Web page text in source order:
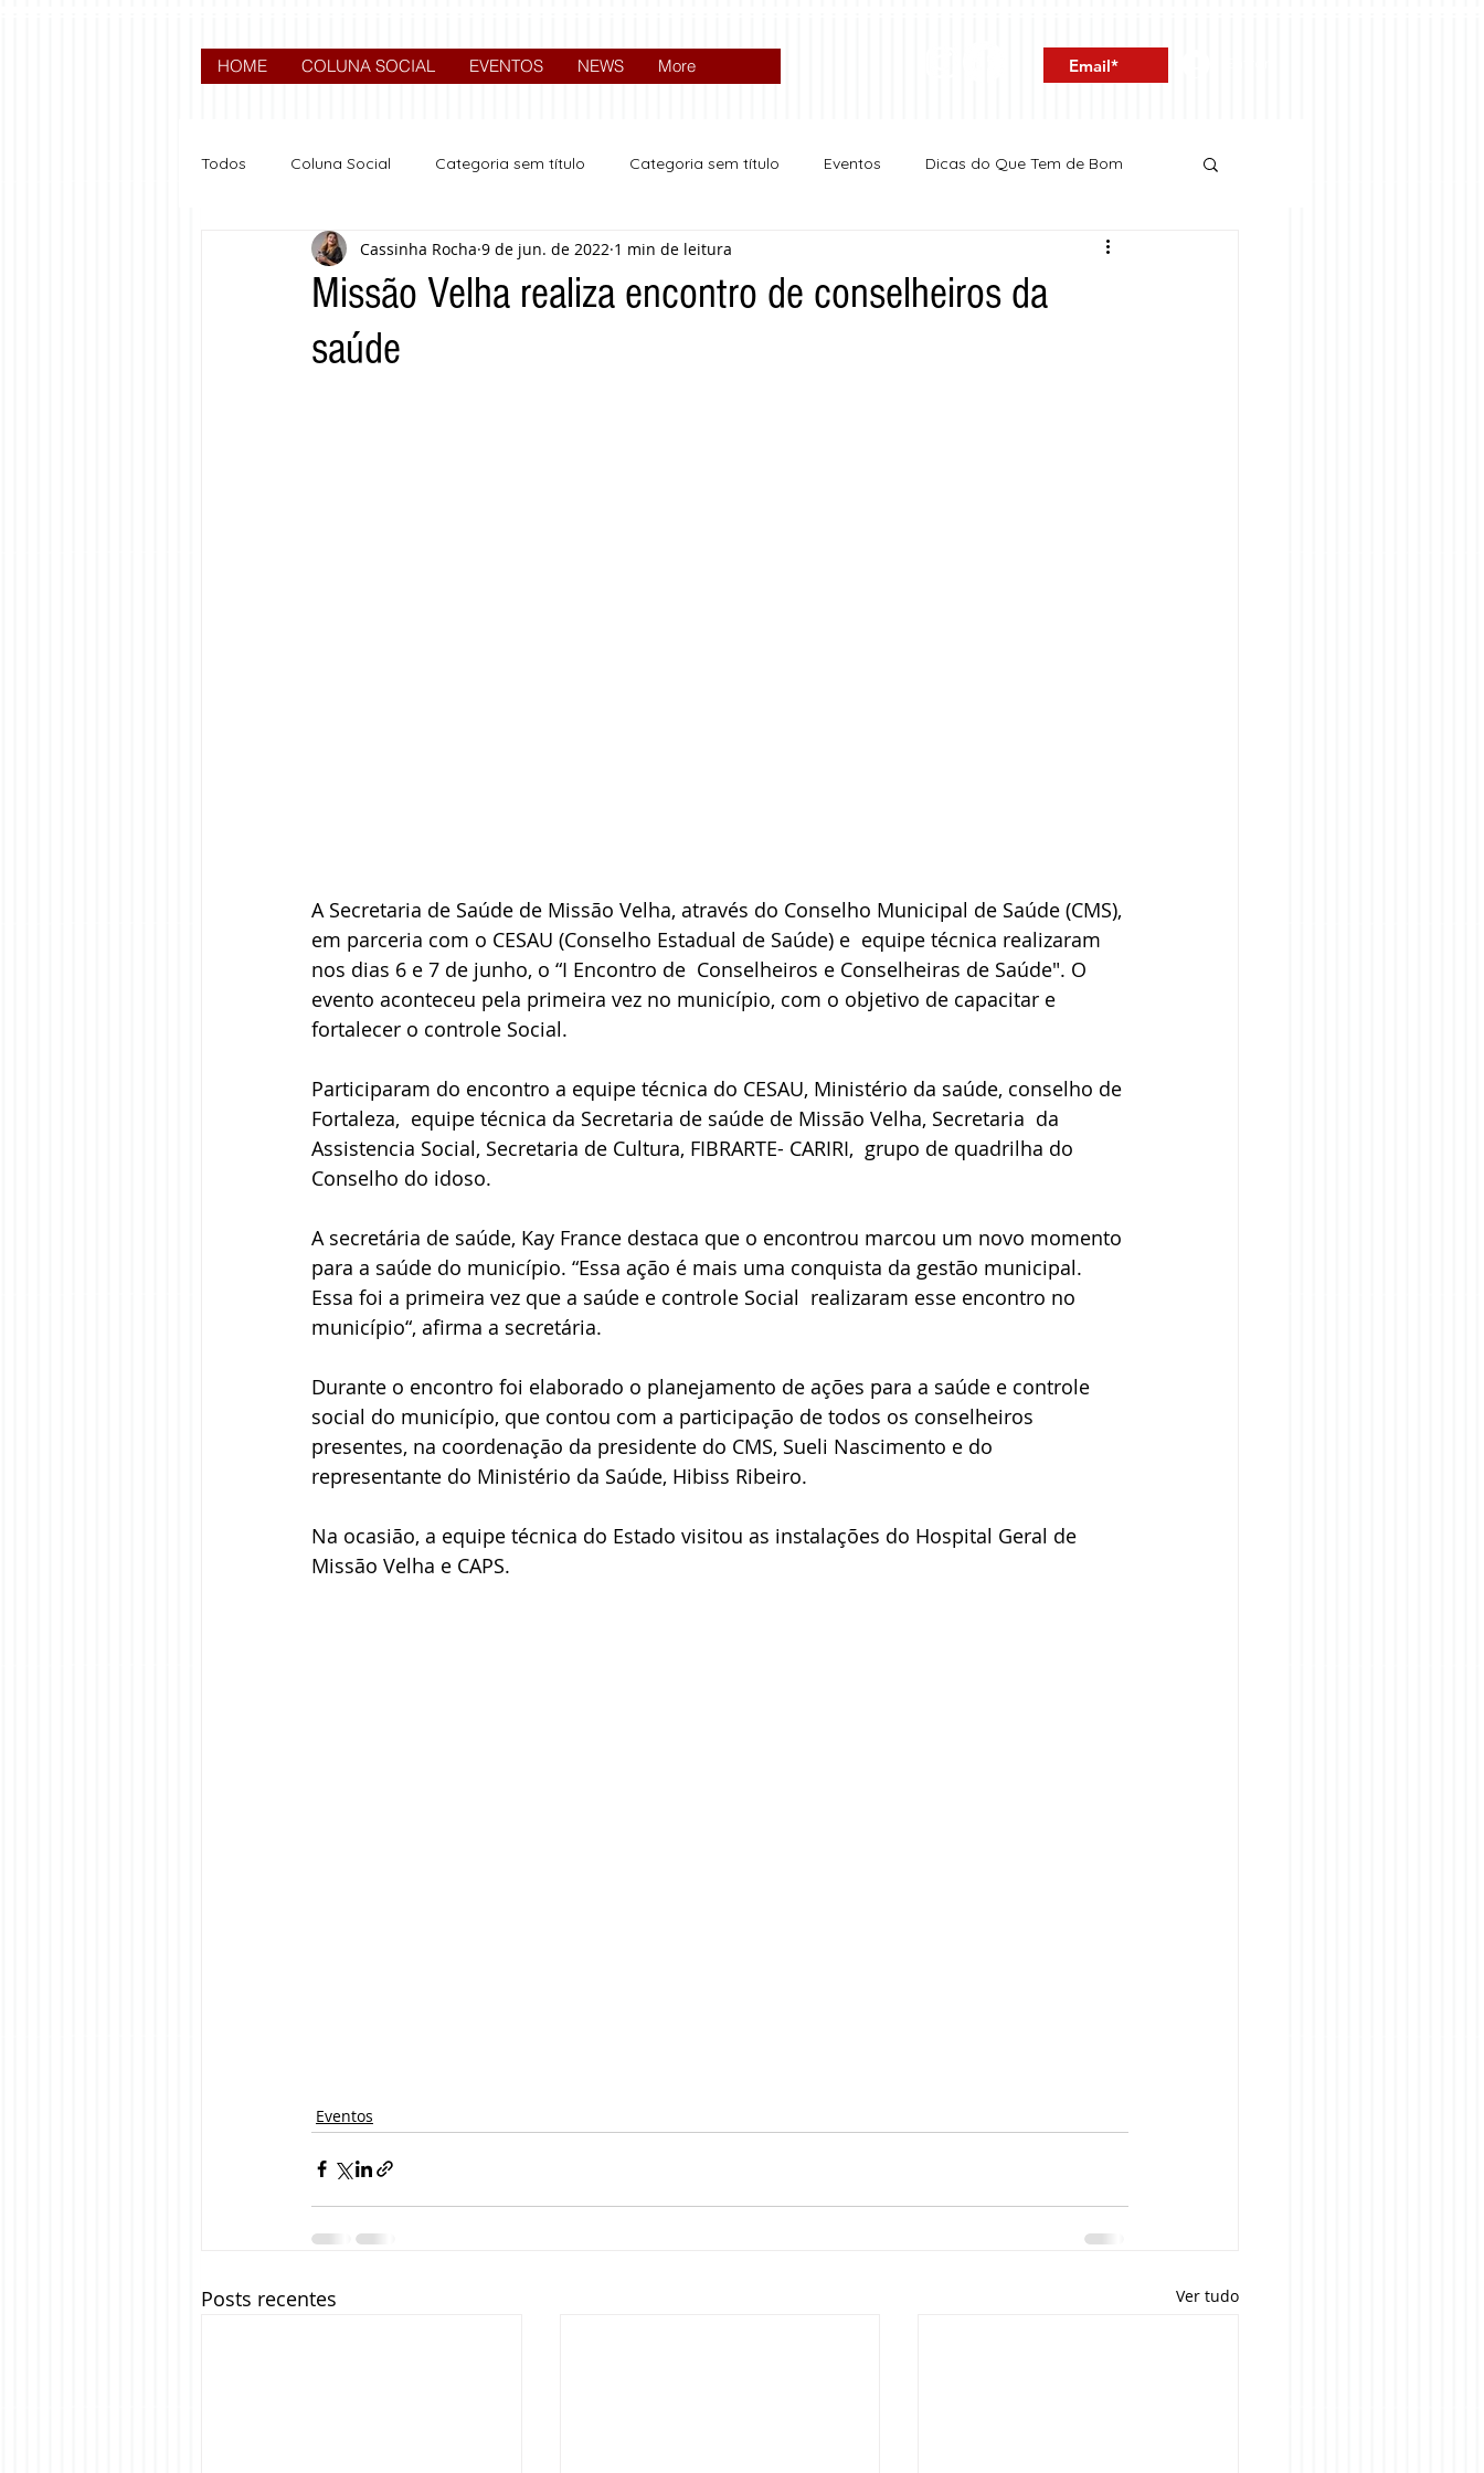
HOME COLUNA SOCIAL EVENTOS NEWS More
Todos Coluna Social Categoria sem título Categoria sem título Eventos Dicas do Que Tem de Bom
Nova categoria Expocrato 2024 Política
Missão Velha realiza encontro de conselheiros da
saúde
Cassinha Rocha 9 de jun. de 2022 1 min de leitura
A Secretaria de Saúde de Missão Velha, através do Conselho Municipal de Saúde (CMS),
em parceria com o CESAU (Conselho Estadual de Saúde) e  equipe técnica realizaram
nos dias 6 e 7 de junho, o “I Encontro de  Conselheiros e Conselheiras de Saúde". O
evento aconteceu pela primeira vez no município, com o objetivo de capacitar e
fortalecer o controle Social.
Participaram do encontro a equipe técnica do CESAU, Ministério da saúde, conselho de
Fortaleza,  equipe técnica da Secretaria de saúde de Missão Velha, Secretaria  da
Assistencia Social, Secretaria de Cultura, FIBRARTE- CARIRI,  grupo de quadrilha do
Conselho do idoso.
A secretária de saúde, Kay France destaca que o encontrou marcou um novo momento
para a saúde do município. “Essa ação é mais uma conquista da gestão municipal.
Essa foi a primeira vez que a saúde e controle Social  realizaram esse encontro no
município“, afirma a secretária.
Durante o encontro foi elaborado o planejamento de ações para a saúde e controle
social do município, que contou com a participação de todos os conselheiros
presentes, na coordenação da presidente do CMS, Sueli Nascimento e do
representante do Ministério da Saúde, Hibiss Ribeiro.
Na ocasião, a equipe técnica do Estado visitou as instalações do Hospital Geral de
Missão Velha e CAPS.
Eventos
Posts recentes Ver tudo